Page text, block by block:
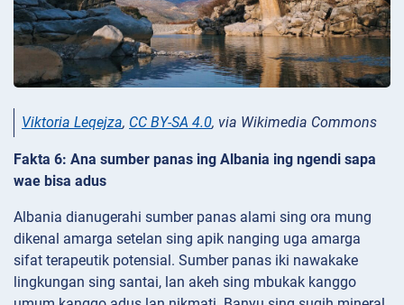
Viktoria Leqejza, CC BY-SA 4.0, via Wikimedia Commons
Fakta 6: Ana sumber panas ing Albania ing ngendi sapa
wae bisa adus
Albania dianugerahi sumber panas alami sing ora mung
dikenal amarga setelan sing apik nanging uga amarga
sifat terapeutik potensial. Sumber panas iki nawakake
lingkungan sing santai, lan akeh sing mbukak kanggo